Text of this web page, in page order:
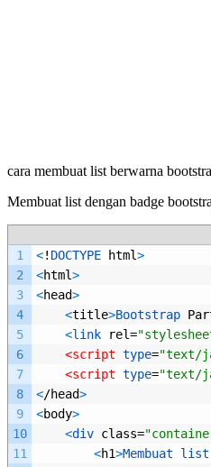
cara membuat list berwarna
Membuat list dengan badge
1
2
3
4
5
6
7
8
9
10
11
<! DOCTYPE html>
<html>
<head>
<title>Bootstrap
<link rel=
<script type="text/
<script type="text/
</head>
<body>
<div class=
<h1>Membuat list